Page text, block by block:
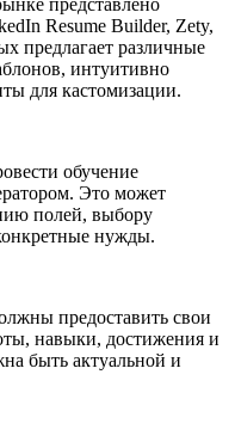
Resume Builder, Zety,
предлагает различные
интуитивно
для кастомизации.
обучение
Это может
полей, выбору
нужды.
предоставить свои
навыки, достижения и
быть актуальной и